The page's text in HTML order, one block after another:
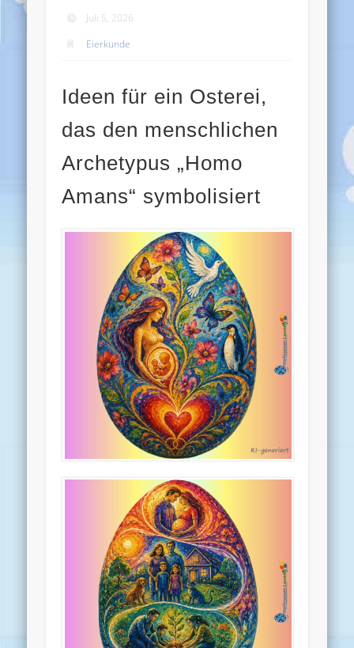
Juli 5, 2026
Eierkunde
Ideen für ein Osterei,
das den menschlichen
Archetypus „Homo
Amans“ symbolisiert